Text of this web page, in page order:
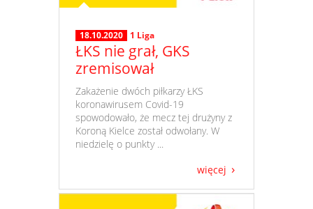
18.10.2020 1 Liga
ŁKS nie grał, GKS
zremisował
​ Zakażenie dwóch piłkarzy ŁKS
koronawirusem Covid-19
spowodowało, że mecz tej drużyny z
Koroną Kielce został odwołany. W
niedzielę o punkty ...
więcej